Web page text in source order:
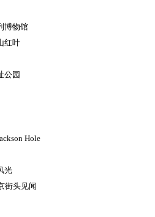
博物馆
红叶
公园
Hole
光
街头见闻